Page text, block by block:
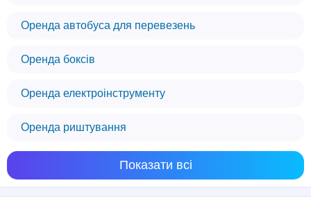
Оренда автобуса для перевезень
Оренда боксів
Оренда електроінструменту
Оренда риштування
Показати всі